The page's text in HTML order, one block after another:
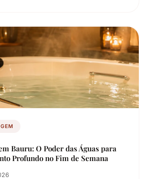
Bauru: O Poder das Águas para
Profundo no Fim de Semana